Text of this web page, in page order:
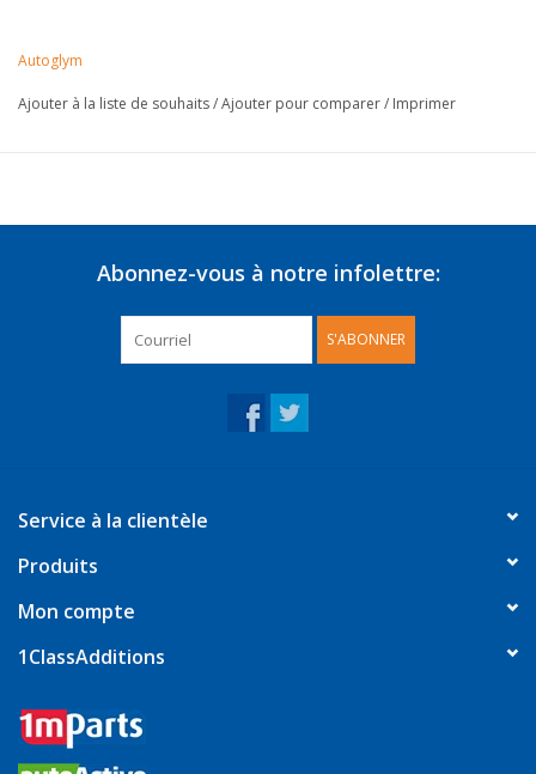
Équipé d'une fixation Velcro à changement rapide.
y compris les types solides.
un brossage général.
Autoglym
Ajouter à la liste de souhaits/Ajouter pour comparer/ Imprimer
Abonnez-vous à notre infolettre:
S'ABONNER
Service à la clientèle
Produits
Mon compte
1ClassAdditions